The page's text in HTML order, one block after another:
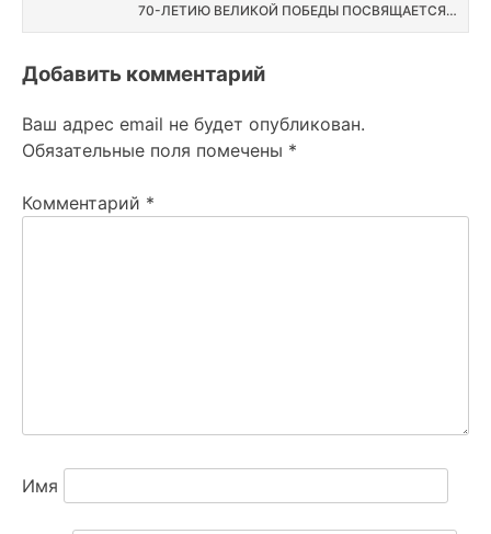
70-ЛЕТИЮ ВЕЛИКОЙ ПОБЕДЫ ПОСВЯЩАЕТСЯ…
Добавить комментарий
Ваш адрес email не будет опубликован.
Обязательные поля помечены *
Комментарий *
Имя